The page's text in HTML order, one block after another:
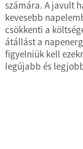
számára. A javult
kevesebb
csökkenti a
átállást a
figyelniük kell
legújabb és